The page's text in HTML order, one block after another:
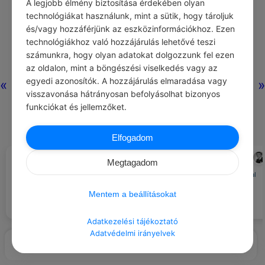
« »
#EZT BESZÉLIK… PILINSZKY JÁNOS
A jó nevelő örök tanuló, s azonnal
A legjobb élmény biztosítása érdekében olyan
technológiákat használunk, mint a sütik, hogy tároljuk
és/vagy hozzáférjünk az eszközinformációkhoz. Ezen
technológiákhoz való hozzájárulás lehetővé teszi
számunkra, hogy olyan adatokat dolgozzunk fel ezen
az oldalon, mint a böngészési viselkedés vagy az
egyedi azonosítók. A hozzájárulás elmaradása vagy
visszavonása hátrányosan befolyásolhat bizonyos
funkciókat és jellemzőket.
Elfogadom
Megtagadom
Mentem a beállításokat
Adatkezelési tájékoztató
Adatvédelmi irányelvek